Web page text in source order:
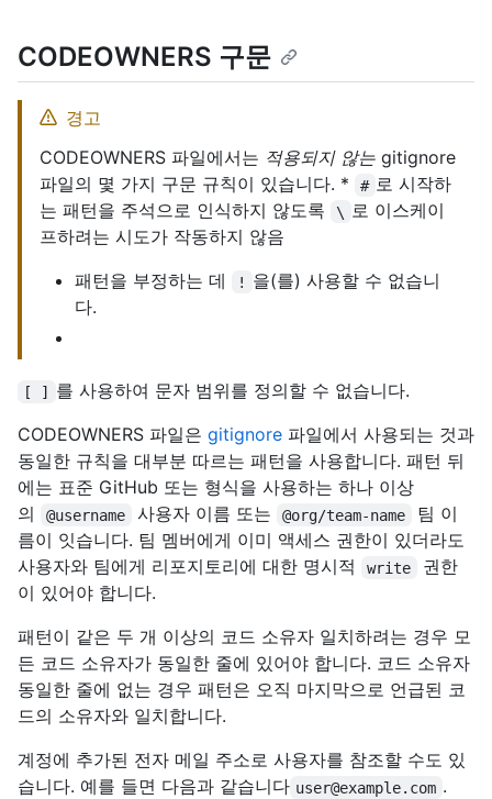
CODEOWNERS 구문
경고
CODEOWNERS 파일에서는 적용되지 않는 gitignore
파일의 몇 가지 구문 규칙이 있습니다. *
# 로 시작하
는 패턴을 주석으로 인식하지 않도록
\ 로 이스케이
프하려는 시도가 작동하지 않음
패턴을 부정하는 데
!
을(를) 사용할 수 없습니
다.
[ ] 를 사용하여 문자 범위를 정의할 수 없습니다.
CODEOWNERS 파일은 gitignore 파일에서 사용되는 것과
동일한 규칙을 대부분 따르는 패턴을 사용합니다. 패턴 뒤
에는 표준 GitHub 또는 형식을 사용하는 하나 이상
의
@username 사용자 이름 또는 @org/team-name
팀 이
름이 잇습니다. 팀 멤버에게 이미 액세스 권한이 있더라도
사용자와 팀에게 리포지토리에 대한 명시적
write
권한
이 있어야 합니다.
패턴이 같은 두 개 이상의 코드 소유자 일치하려는 경우 모
든 코드 소유자가 동일한 줄에 있어야 합니다. 코드 소유자
동일한 줄에 없는 경우 패턴은 오직 마지막으로 언급된 코
드의 소유자와 일치합니다.
계정에 추가된 전자 메일 주소로 사용자를 참조할 수도 있
습니다. 예를 들면 다음과 같습니다 user@example.com .